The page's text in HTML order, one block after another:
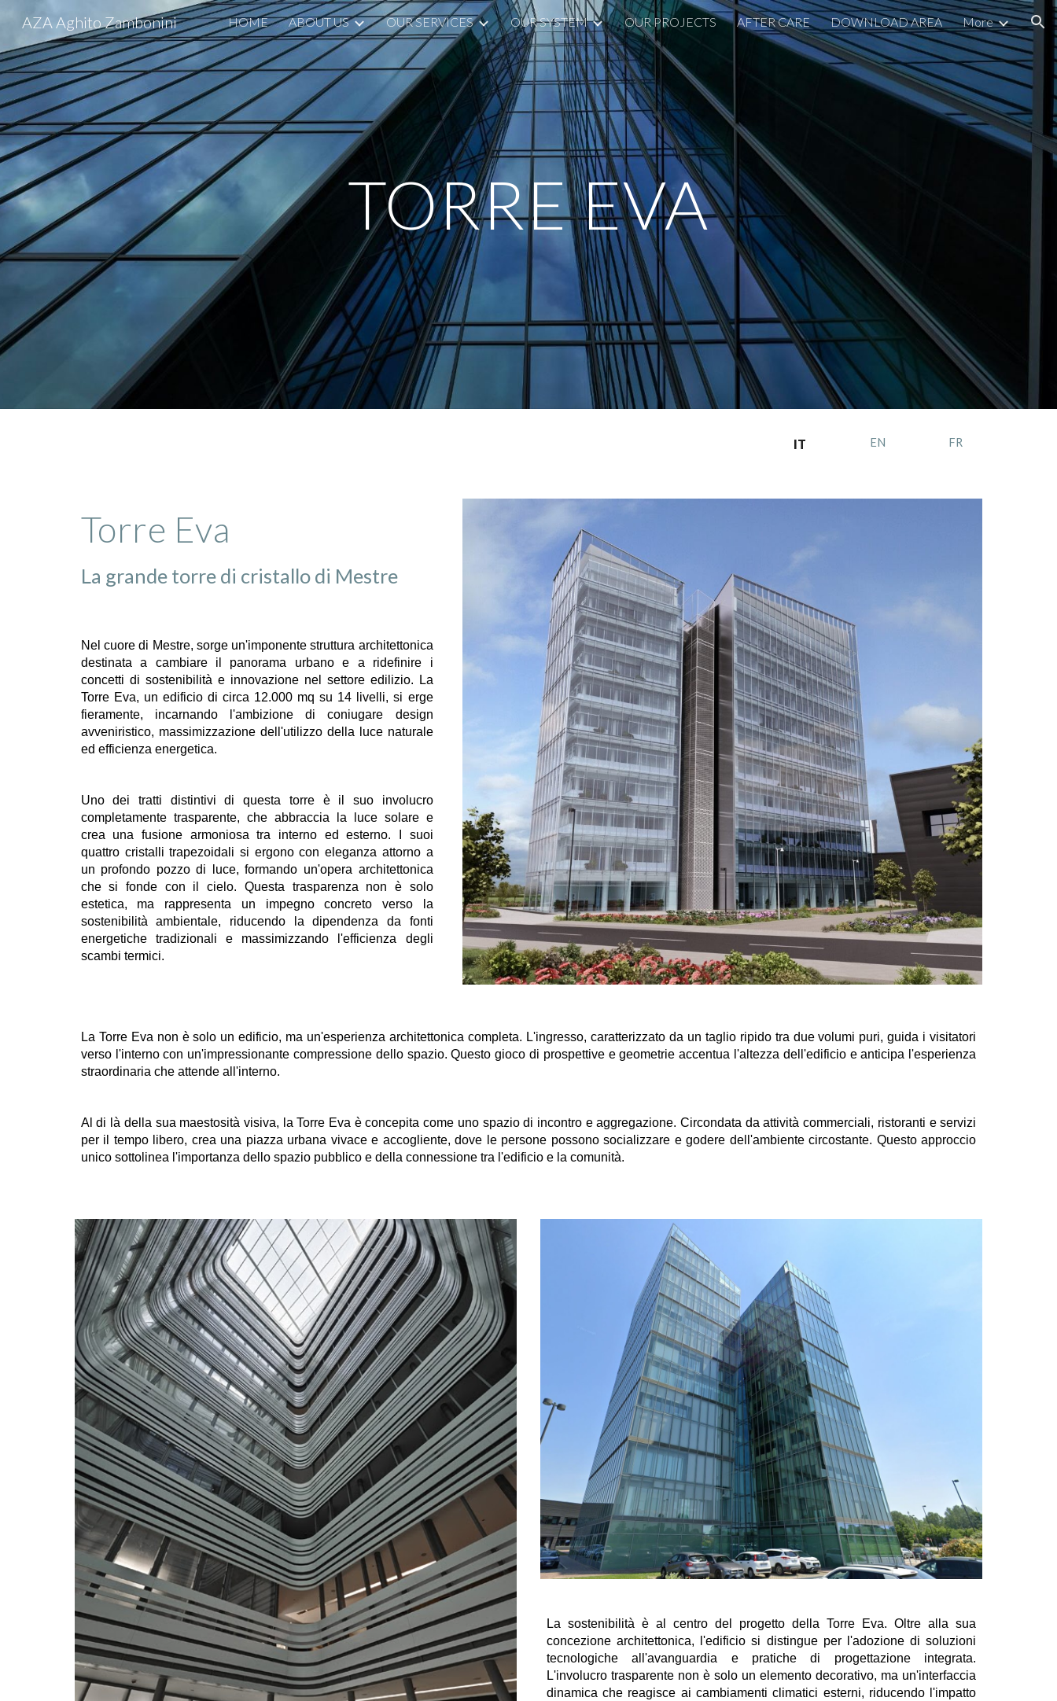
Skip to main content Skip to navigation
AZA Aghito Zambonini HOME ABOUT US OUR SERVICES OUR SYSTEM OUR PROJECTS AFTER CARE DOWNLOAD AREA More
TORRE EVA
IT EN FR
Torre Eva
La grande torre di cristallo di Mestre
Nel cuore di Mestre, sorge un'imponente struttura architettonica
destinata a cambiare il panorama urbano e a ridefinire i
concetti di sostenibilità e innovazione nel settore edilizio. La
Torre Eva, un edificio di circa 12.000 mq su 14 livelli, si erge
fieramente, incarnando l'ambizione di coniugare design
avveniristico, massimizzazione dell'utilizzo della luce naturale
ed efficienza energetica.
Uno dei tratti distintivi di questa torre è il suo involucro
completamente trasparente, che abbraccia la luce solare e
crea una fusione armoniosa tra interno ed esterno. I suoi
quattro cristalli trapezoidali si ergono con eleganza attorno a
un profondo pozzo di luce, formando un'opera architettonica
che si fonde con il cielo. Questa trasparenza non è solo
estetica, ma rappresenta un impegno concreto verso la
sostenibilità ambientale, riducendo la dipendenza da fonti
energetiche tradizionali e massimizzando l'efficienza degli
scambi termici.
La Torre Eva non è solo un edificio, ma un'esperienza architettonica completa. L'ingresso, caratterizzato da un taglio ripido tra due volumi puri, guida i visitatori
verso l'interno con un'impressionante compressione dello spazio. Questo gioco di prospettive e geometrie accentua l'altezza dell'edificio e anticipa l'esperienza
straordinaria che attende all'interno.
Al di là della sua maestosità visiva, la Torre Eva è concepita come uno spazio di incontro e aggregazione. Circondata da attività commerciali, ristoranti e servizi
per il tempo libero, crea una piazza urbana vivace e accogliente, dove le persone possono socializzare e godere dell'ambiente circostante. Questo approccio
unico sottolinea l'importanza dello spazio pubblico e della connessione tra l'edificio e la comunità.
La sostenibilità è al centro del progetto della Torre Eva. Oltre alla sua
concezione architettonica, l'edificio si distingue per l'adozione di soluzioni
tecnologiche all'avanguardia e pratiche di progettazione integrata.
L'involucro trasparente non è solo un elemento decorativo, ma un'interfaccia
dinamica che reagisce ai cambiamenti climatici esterni, riducendo l'impatto